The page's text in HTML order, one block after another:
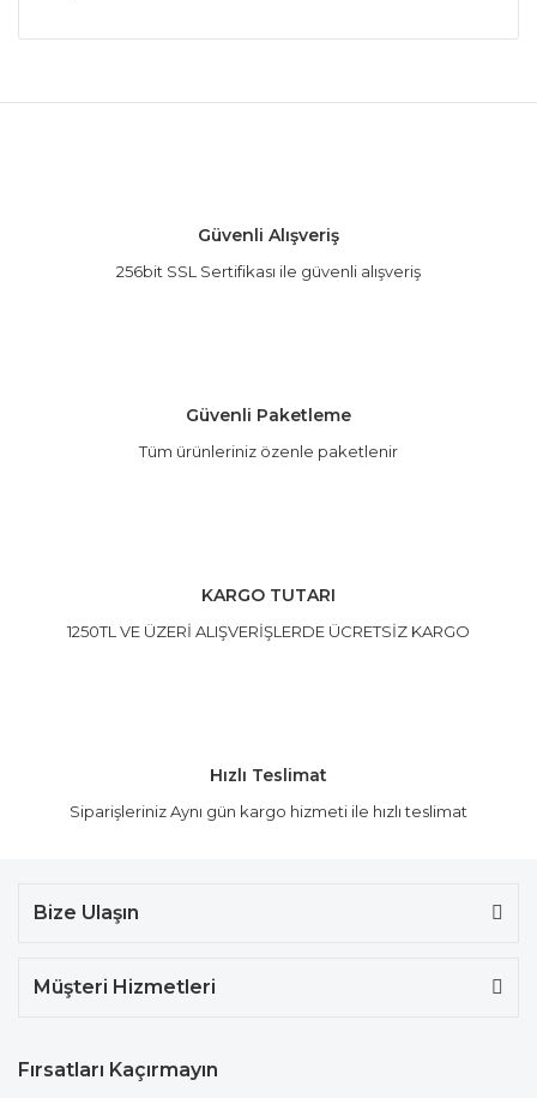
ve diğer konularda yetersiz gördüğünüz noktaları
Ürün açıklamasında eksik bilgiler bulunuyor.
Ürün bilgilerinde hatalar bulunuyor.
Güvenli Alışveriş
256bit SSL Sertifikası ile güvenli alışveriş
Güvenli Paketleme
Tüm ürünleriniz özenle paketlenir
KARGO TUTARI
1250TL VE ÜZERİ ALIŞVERİŞLERDE ÜCRETSİZ KARGO
Hızlı Teslimat
Siparişleriniz Aynı gün kargo hizmeti ile hızlı teslimat
Bize Ulaşın
Müşteri Hizmetleri
Fırsatları Kaçırmayın